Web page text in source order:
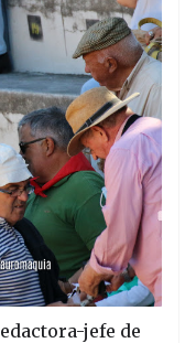
jefe de